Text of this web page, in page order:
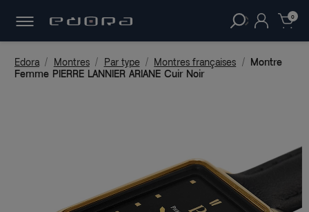
clear 0
Edora Montres Par type Montres françaises
Montre
Femme PIERRE LANNIER ARIANE Cuir Noir